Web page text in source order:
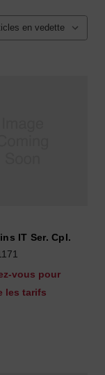
IT Ser. Cpl.
vous pour
les tarifs